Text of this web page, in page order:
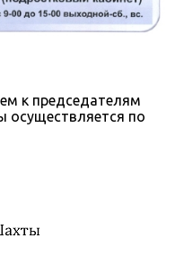
к председателям
осуществляется по